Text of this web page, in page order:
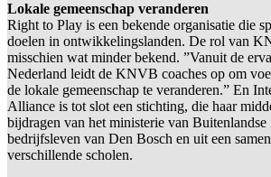
Lokale gemeenschap veranderen
Right to Play is een bekende organisatie die
doelen in ontwikkelingslanden. De rol van
misschien wat minder bekend. ”Vanuit de
Nederland leidt de KNVB coaches op om
de lokale gemeenschap te veranderen.” En
Alliance is tot slot een stichting, die haar
bijdragen van het ministerie van Buitenlandse
bedrijfsleven van Den Bosch en uit een
verschillende scholen.